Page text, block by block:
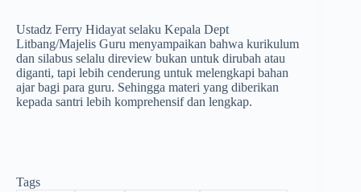
Ustadz Ferry Hidayat selaku Kepala Dept
Litbang/Majelis Guru menyampaikan bahwa kurikulum
dan silabus selalu direview bukan untuk dirubah atau
diganti, tapi lebih cenderung untuk melengkapi bahan
ajar bagi para guru. Sehingga materi yang diberikan
kepada santri lebih komprehensif dan lengkap.
Tags